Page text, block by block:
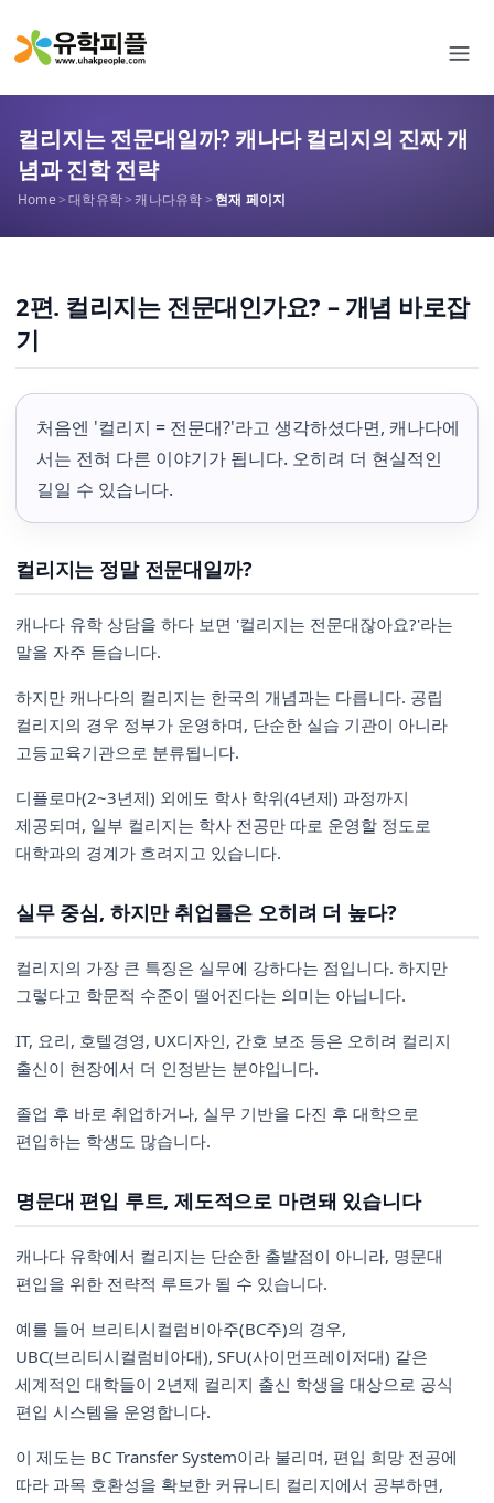
컬리지는 전문대일까? 캐나다 컬리지의 진짜 개
념과 진학 전략
Home>대학유학> 캐나다유학> 현재 페이지
2편. 컬리지는 전문대인가요? – 개념 바로잡
기
처음엔 '컬리지 = 전문대?'라고 생각하셨다면, 캐나다에
서는 전혀 다른 이야기가 됩니다. 오히려 더 현실적인
길일 수 있습니다.
컬리지는 정말 전문대일까?
캐나다 유학 상담을 하다 보면 '컬리지는 전문대잖아요?'라는
말을 자주 듣습니다.
하지만 캐나다의 컬리지는 한국의 개념과는 다릅니다. 공립
컬리지의 경우 정부가 운영하며, 단순한 실습 기관이 아니라
고등교육기관으로 분류됩니다.
디플로마(2~3년제) 외에도 학사 학위(4년제) 과정까지
제공되며, 일부 컬리지는 학사 전공만 따로 운영할 정도로
대학과의 경계가 흐려지고 있습니다.
실무 중심, 하지만 취업률은 오히려 더 높다?
컬리지의 가장 큰 특징은 실무에 강하다는 점입니다. 하지만
그렇다고 학문적 수준이 떨어진다는 의미는 아닙니다.
IT, 요리, 호텔경영, UX디자인, 간호 보조 등은 오히려 컬리지
출신이 현장에서 더 인정받는 분야입니다.
졸업 후 바로 취업하거나, 실무 기반을 다진 후 대학으로
편입하는 학생도 많습니다.
명문대 편입 루트, 제도적으로 마련돼 있습니다
캐나다 유학에서 컬리지는 단순한 출발점이 아니라, 명문대
편입을 위한 전략적 루트가 될 수 있습니다.
예를 들어 브리티시컬럼비아주(BC주)의 경우,
UBC(브리티시컬럼비아대), SFU(사이먼프레이저대) 같은
세계적인 대학들이 2년제 컬리지 출신 학생을 대상으로 공식
편입 시스템을 운영합니다.
이 제도는 BC Transfer System이라 불리며, 편입 희망 전공에
따라 과목 호환성을 확보한 커뮤니티 컬리지에서 공부하면,